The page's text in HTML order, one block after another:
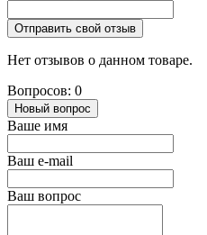
Отправить свой отзыв
Нет отзывов о данном товаре.
Вопросов: 0
Новый вопрос
Ваше имя
Ваш e-mail
Ваш вопрос